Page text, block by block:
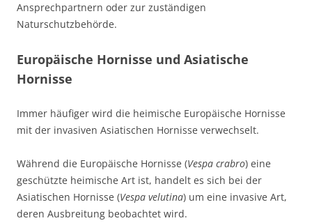
Ansprechpartnern oder zur zuständigen
Naturschutzbehörde.
Europäische Hornisse und Asiatische
Hornisse
Immer häufiger wird die heimische Europäische Hornisse
mit der invasiven Asiatischen Hornisse verwechselt.
Während die Europäische Hornisse (Vespa crabro) eine
geschützte heimische Art ist, handelt es sich bei der
Asiatischen Hornisse (Vespa velutina) um eine invasive Art,
deren Ausbreitung beobachtet wird.